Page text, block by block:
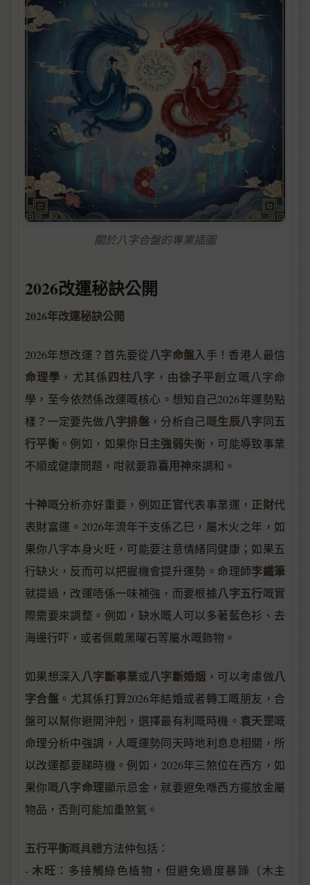
關於八字合盤的專業插圖
2026改運秘訣公開
2026年改運秘訣公開
2026年想改運？首先要從八字命盤入手！香港人最信
命理學 ，尤其係四柱八字 ，由徐子平創立嘅八字命
學，至今依然係改運嘅核心。想知自己2026年運勢點
樣？一定要先做八字排盤 ，分析自己嘅生辰八字同五
行平衡 。例如，如果你 日主強弱失衡，可能導致事業
不順或健康問題，咁就要靠喜用神來調和。
十神嘅分析亦好重要，例如正官代表事業運， 正財代
表財富運。2026年流年干支係乙巳，屬木火之年，如
果你八字本身火旺，可能要注意情緒同健康；如果五
行缺火，反而可以把握機會提升運勢。命理師李鐵筆
就提過，改運唔係一味補強，而要根據八字五行嘅實
際需要來調整。例如，缺水嘅人可以多著藍色衫、去
海邊行吓，或者佩戴黑曜石等屬水嘅飾物。
如果想深入八字斷事業或八字斷婚姻 ，可以考慮做八
字合盤 。尤其係打算2026年結婚或者轉工嘅朋友，合
盤可以幫你避開沖剋，選擇最有利嘅時機。 袁天罡嘅
命理分析中強調，人嘅運勢同天時地利息息相關，所
以改運都要睇時機。例如，2026年三煞位在西方，如
果你嘅八字命理顯示忌金，就要避免喺西方擺放金屬
物品，否則可能加重煞氣。
五行平衡嘅具體方法仲包括：
-木旺 ：多接觸綠色植物，但避免過度暴躁（木主